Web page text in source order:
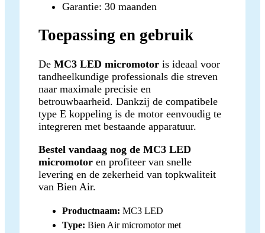
Garantie: 30 maanden
Toepassing en gebruik
De MC3 LED micromotor is ideaal voor
tandheelkundige professionals die streven
naar maximale precisie en
betrouwbaarheid. Dankzij de compatibele
type E koppeling is de motor eenvoudig te
integreren met bestaande apparatuur.
Bestel vandaag nog de MC3 LED
micromotor en profiteer van snelle
levering en de zekerheid van topkwaliteit
van Bien Air.
Productnaam: MC3 LED
Type: Bien Air micromotor met